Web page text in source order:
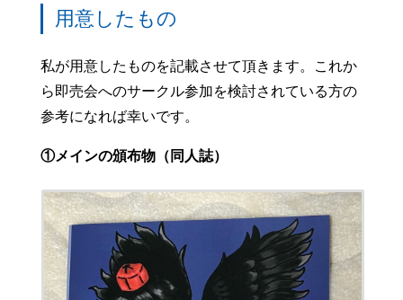
用意したもの
私が用意したものを記載させて頂きます。これか
ら即売会へのサークル参加を検討されている方の
参考になれば幸いです。
①メインの頒布物（同人誌）